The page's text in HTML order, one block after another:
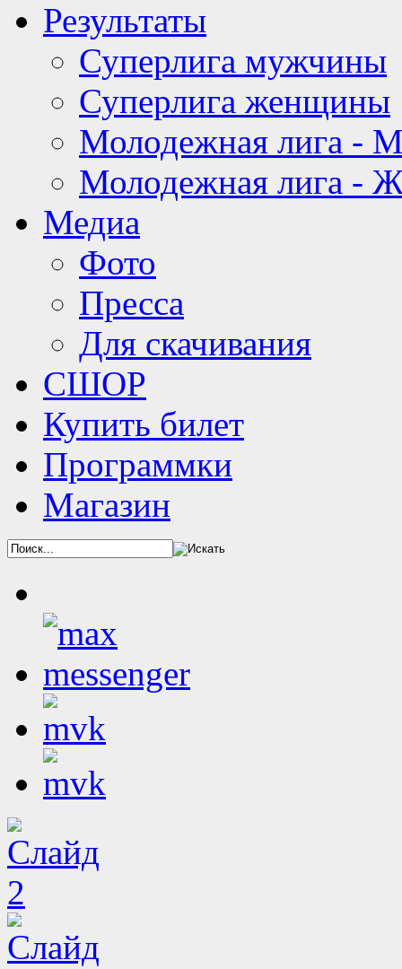
Результаты
Суперлига мужчины
Суперлига женщины
Молодежная лига -
Молодежная лига -
Медиа
Фото
Пресса
Для скачивания
СШОР
Купить билет
Программки
Магазин